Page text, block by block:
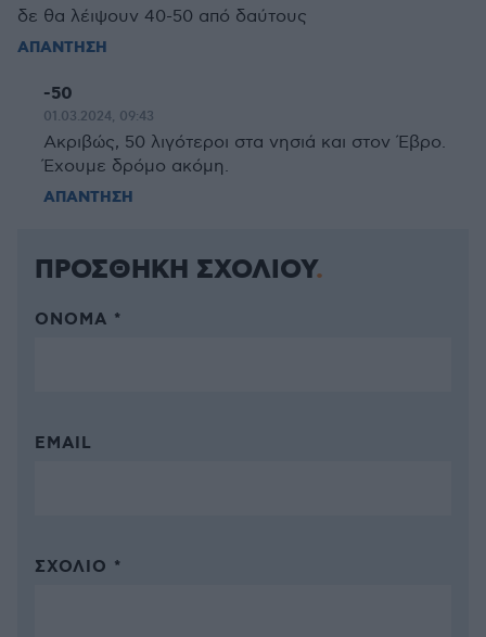
δε θα λέιψουν 40-50 από δαύτους
ΑΠΑΝΤΗΣΗ
-50
01.03.2024, 09:43
Ακριβώς, 50 λιγότεροι στα νησιά και στον Έβρο.
Έχουμε δρόμο ακόμη.
ΑΠΑΝΤΗΣΗ
ΠΡΟΣΘΗΚΗ ΣΧΟΛΙΟΥ
ΌΝΟΜΑ *
EMAIL
ΣΧΌΛΙΟ *